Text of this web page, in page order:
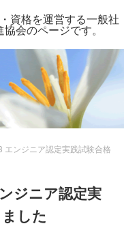
資格を運営する一般社
協会のページです。
エンジニア認定実践試験合格
ジニア認定実
した